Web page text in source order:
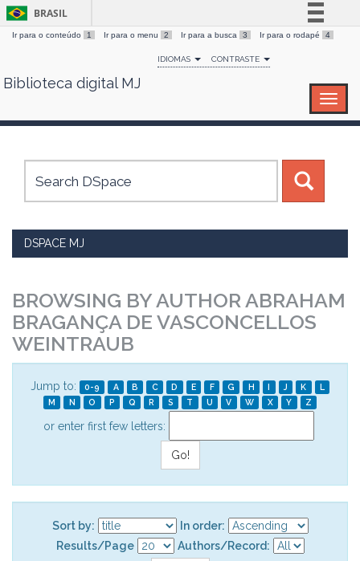
Skip
BRASIL
Simplifique!
Comunica BR
Canais
Ir para o conteúdo 1 Ir para o menu 2 Ir para a busca 3 Ir para o rodapé 4
IDIOMAS CONTRASTE
Biblioteca digital MJ
DSPACE MJ
BROWSING BY AUTHOR ABRAHAM
BRAGANÇA DE VASCONCELLOS
WEINTRAUB
Jump to: 0-9 A B C D E F G H I J K
L
M
N O P Q R S T U V W X Y Z
or enter first few letters:
Sort by:
In order:
Results/Page
Authors/Record: